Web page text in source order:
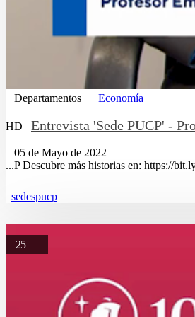
Departamentos Economía
HD Entrevista 'Sede PUCP' -
05 de Mayo de 2022
...P Descubre más historias en: https://
sedespucp
25